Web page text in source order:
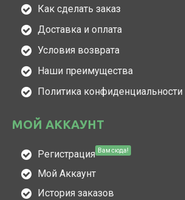
Как сделать заказ
Доставка и оплата
Условия возврата
Наши преимущества
Политика конфиденциальности
МОЙ АККАУНТ
Регистрация Вам сюда!
Мой Аккаунт
История заказов